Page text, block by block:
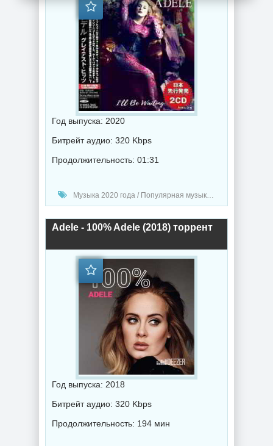
Год выпуска: 2020
Битрейт аудио: 320 Kbps
Продолжительность: 01:31
Музыка 2020 года / Популярная музыка / Поп музыка
Adele - 100% Adele (2018) торрент
Год выпуска: 2018
Битрейт аудио: 320 Kbps
Продолжительность: 194 мин